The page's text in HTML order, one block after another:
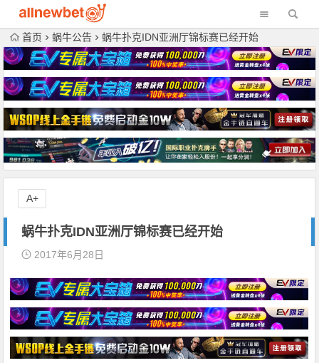
首页 蜗牛公告 蜗牛扑克IDN亚洲厅锦标赛已经开始
蜗牛扑克IDN亚洲厅锦标赛已经开始
2017年6月28日
A+